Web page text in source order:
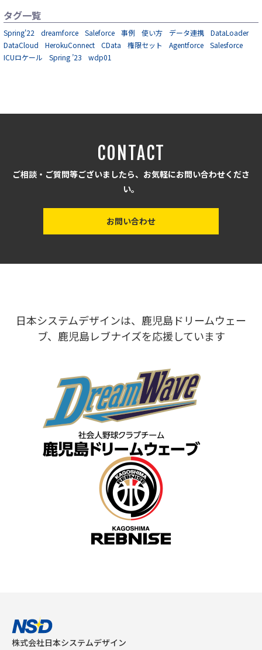
タグ一覧
Spring'22 dreamforce Saleforce 事例 使い方 データ連携
DataLoader
DataCloud
HerokuConnect CData 権限セット Agentforce
Salesforce
ICUロケール
Spring ’23 wdp01
CONTACT
ご相談・ご質問等ございましたら、お気軽にお問い合わせくださ
い。
お問い合わせ
日本システムデザインは、鹿児島ドリームウェー
ブ、鹿児島レブナイズを応援しています
株式会社日本システムデザイン